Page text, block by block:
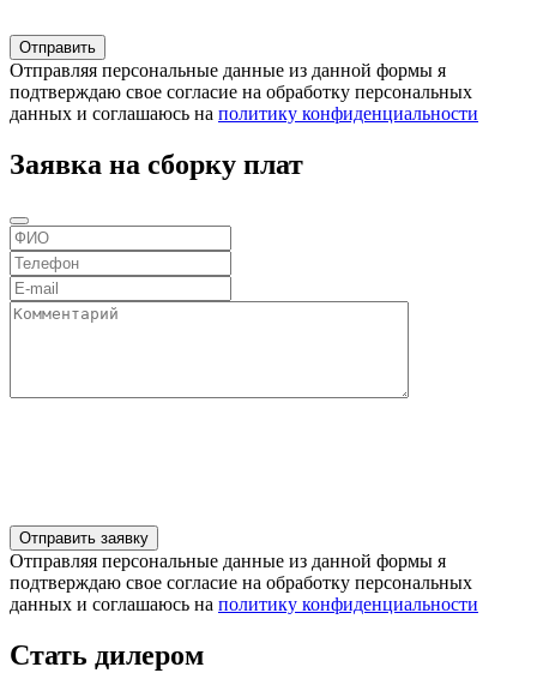
Отправляя персональные данные из данной формы я
подтверждаю свое согласие на обработку персональных
данных и соглашаюсь на политику конфиденциальности
Заявка на сборку плат
Отправляя персональные данные из данной формы я
подтверждаю свое согласие на обработку персональных
данных и соглашаюсь на политику конфиденциальности
Стать дилером